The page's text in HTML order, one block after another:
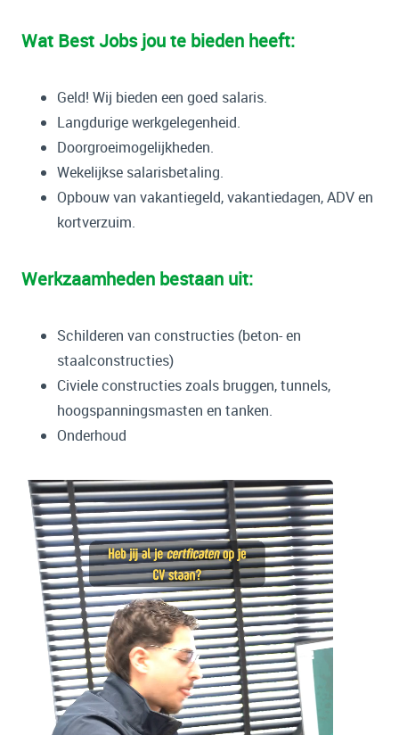
Wat Best Jobs jou te bieden heeft:
Geld! Wij bieden een goed salaris.
Langdurige werkgelegenheid.
Doorgroeimogelijkheden.
Wekelijkse salarisbetaling.
Opbouw van vakantiegeld, vakantiedagen, ADV en
kortverzuim.
Werkzaamheden bestaan uit:
Schilderen van constructies (beton- en
staalconstructies)
Civiele constructies zoals bruggen, tunnels,
hoogspanningsmasten en tanken.
Onderhoud